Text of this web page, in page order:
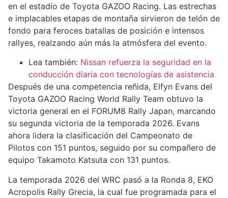
en el estadio de Toyota GAZOO Racing. Las estrechas
e implacables etapas de montaña sirvieron de telón de
fondo para feroces batallas de posición e intensos
rallyes, realzando aún más la atmósfera del evento.
Lea también: Nissan refuerza la seguridad en la
conducción diaria con tecnologías de asistencia
Después de una competencia reñida, Elfyn Evans del
Toyota GAZOO Racing World Rally Team obtuvo la
victoria general en el FORUM8 Rally Japan, marcando
su segunda victoria de la temporada 2026. Evans
ahora lidera la clasificación del Campeonato de
Pilotos con 151 puntos, seguido por su compañero de
equipo Takamoto Katsuta con 131 puntos.
La temporada 2026 del WRC pasó a la Ronda 8, EKO
Acropolis Rally Grecia, la cual fue programada para el